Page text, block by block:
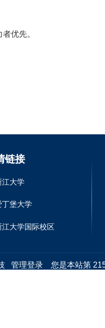
优先。
链接
江大学
丁堡大学
江大学国际校区
管理登录 您是本站第